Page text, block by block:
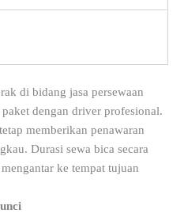
di bidang jasa persewaan
dengan driver profesional.
memberikan penawaran
Durasi sewa bica secara
ke tempat tujuan